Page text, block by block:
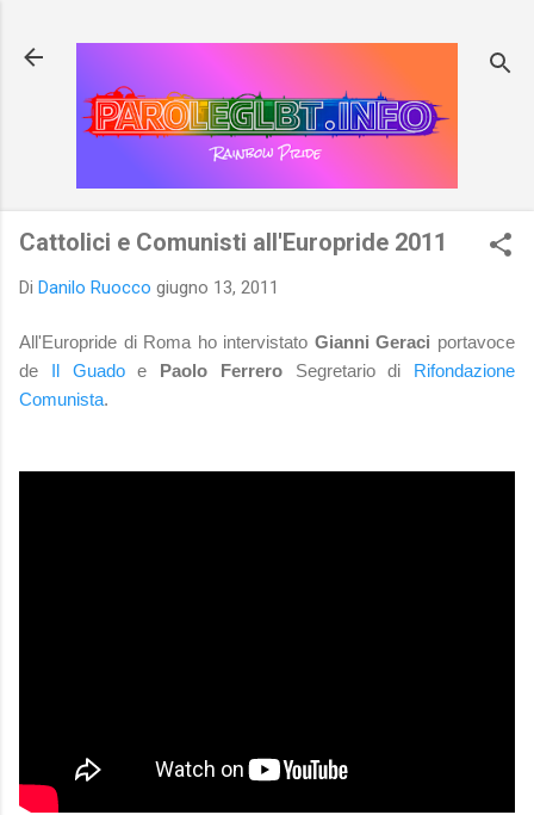
Cattolici e Comunisti all'Europride 2011
Di Danilo Ruocco giugno 13, 2011
All'Europride di Roma ho intervistato Gianni Geraci portavoce
de
Il Guadoe Paolo FerreroSegretario di
Rifondazione
Comunista.